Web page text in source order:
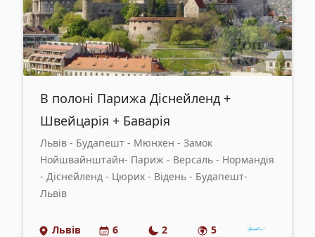
В полоні Парижа Діснейленд +
Швейцарія + Баварія
Львів - Будапешт - Мюнхен - Замок
Нойшвайнштайн- Париж - Версаль - Нормандія
- Діснейленд - Цюрих - Відень - Будапешт-
Львів
Львів 6 2 5